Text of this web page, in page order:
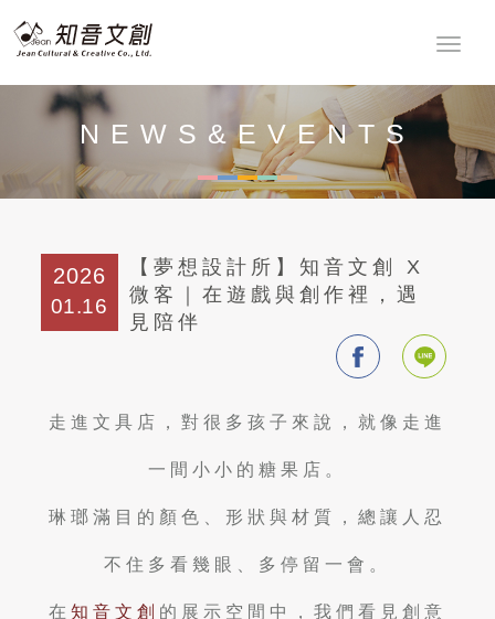
NEWS&EVENTS
2026
01.16
【夢想設計所】知音文創 X
微客｜在遊戲與創作裡，遇
見陪伴
走進文具店，對很多孩子來說，就像走進
一間小小的糖果店。
琳瑯滿目的顏色、形狀與材質，總讓人忍
不住多看幾眼、多停留一會。
在 知音文創 的展示空間中，我們看見創意